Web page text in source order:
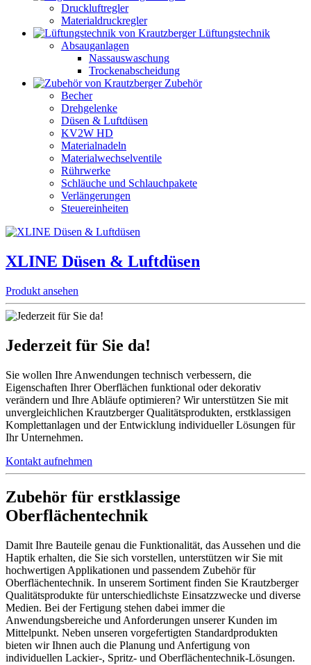
Druckluftregler
Materialdruckregler
Lüftungstechnik
Absauganlagen
Nassauswaschung
Trockenabscheidung
Zubehör
Becher
Drehgelenke
Düsen & Luftdüsen
KV2W HD
Materialnadeln
Materialwechselventile
Rührwerke
Schläuche und Schlauchpakete
Verlängerungen
Steuereinheiten
XLINE Düsen & Luftdüsen
Produkt ansehen
Jederzeit für Sie da!
Sie wollen Ihre Anwendungen technisch verbessern, die
Eigenschaften Ihrer Oberflächen funktional oder dekorativ
verändern und Ihre Abläufe optimieren? Wir unterstützen Sie mit
unvergleichlichen Krautzberger Qualitätsprodukten, erstklassigen
Komplettanlagen und der Entwicklung individueller Lösungen für
Ihr Unternehmen.
Kontakt aufnehmen
Zubehör für erstklassige
Oberflächentechnik
Damit Ihre Bauteile genau die Funktionalität, das Aussehen und die
Haptik erhalten, die Sie sich vorstellen, unterstützen wir Sie mit
hochwertigen Applikationen und passendem Zubehör für
Oberflächentechnik. In unserem Sortiment finden Sie Krautzberger
Qualitätsprodukte für unterschiedlichste Einsatzzwecke und diverse
Medien. Bei der Fertigung stehen dabei immer die
Anwendungsbereiche und Anforderungen unserer Kunden im
Mittelpunkt. Neben unseren vorgefertigten Standardprodukten
bieten wir Ihnen auch die Planung und Anfertigung von
individuellen Lackier-, Spritz- und Oberflächentechnik-Lösungen.